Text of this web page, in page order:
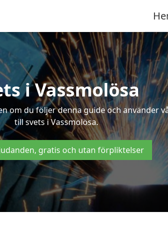
i Vassmolösa
om du följer denna guide och använder
till svets i Vassmolösa.
gratis och utan förpliktelser